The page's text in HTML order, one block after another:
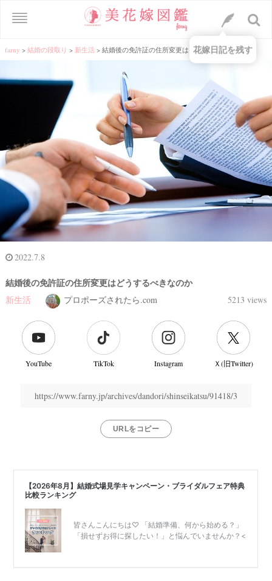
farny > 結婚の段取り > 新生活 > 結婚後の免許証の住所変更はどうするべきなのか
2022.7.8
結婚後の免許証の住所変更はどうするべきなのか
新生活 プロポーズされたら.com 5213 views
YouTube TikTok Instagram Ｘ(旧Twitter)
https://www.farny.jp/archives/dandori/shinseikatsu/91418/3
URLをコピー
花嫁日記を残す
結